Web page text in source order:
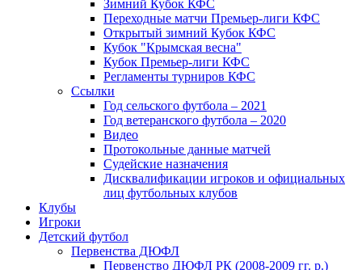
Зимний Кубок КФС
Переходные матчи Премьер-лиги КФС
Открытый зимний Кубок КФС
Кубок "Крымская весна"
Кубок Премьер-лиги КФС
Регламенты турниров КФС
Ссылки
Год сельского футбола – 2021
Год ветеранского футбола – 2020
Видео
Протокольные данные матчей
Судейские назначения
Дисквалификации игроков и официальных
лиц футбольных клубов
Клубы
Игроки
Детский футбол
Первенства ДЮФЛ
Первенство ДЮФЛ РК (2008-2009 гг. р.)